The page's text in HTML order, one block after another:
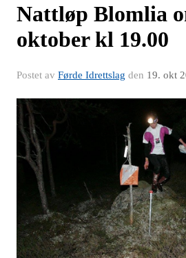
Nattløp Blomlia
oktober kl 19.00
Postet av Førde Idrettslag den 19. okt